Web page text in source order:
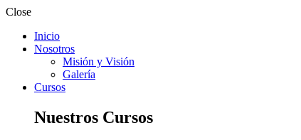
Close
Inicio
Nosotros
Misión y Visión
Galería
Cursos
Nuestros Cursos